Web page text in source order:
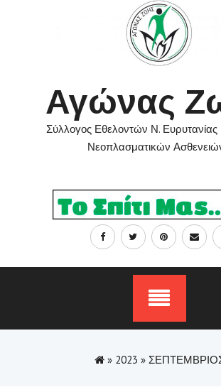
Αγώνας
Σύλλογος Εθελοντών Ν.
Νεοπλασματικών
» 2023 »